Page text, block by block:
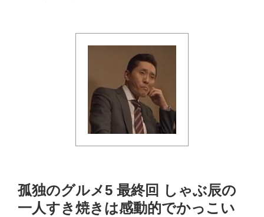
孤独のグルメ5 最終回 しゃぶ辰の
一人すき焼きは感動的でかっこい